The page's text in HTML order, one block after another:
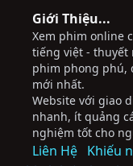
Giới Thiệu...
Xem phim online
tiếng việt - thuyết
phim phong phú,
mới nhất.
Website với giao
nhanh, ít quảng
nghiệm tốt cho
Liên Hệ Khiếu